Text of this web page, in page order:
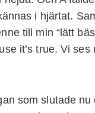
i hjärtat.
till min “lätt
it’s true. Vi
som slutade nu